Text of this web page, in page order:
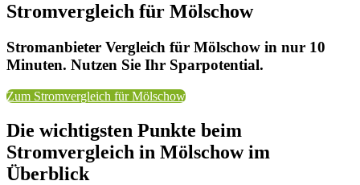
Stromvergleich für Mölschow
Stromanbieter Vergleich für Mölschow in nur 10
Minuten. Nutzen Sie Ihr Sparpotential.
Zum Stromvergleich für Mölschow
Die wichtigsten Punkte beim
Stromvergleich in Mölschow im
Überblick